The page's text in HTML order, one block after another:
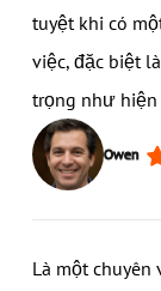
tuyệt khi có
việc, đặc biệt
trọng như hiện
Owen
Là một